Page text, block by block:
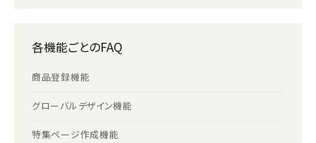
各機能ごとのFAQ
商品登録機能
グローバルデザイン機能
特集ページ作成機能